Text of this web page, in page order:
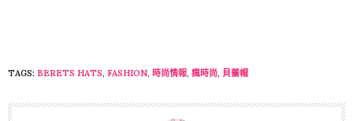
TAGS: BERETS HATS, FASHION, 時尚情報, 瘋時尚, 貝蕾帽